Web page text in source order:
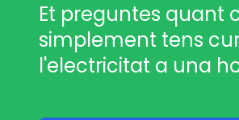
Et preguntes quant
simplement tens
l'electricitat a una